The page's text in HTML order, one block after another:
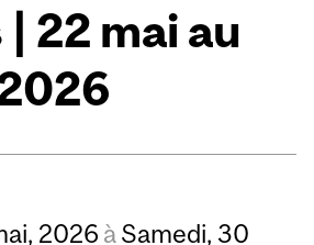
22 mai au
2026 àSamedi, 30